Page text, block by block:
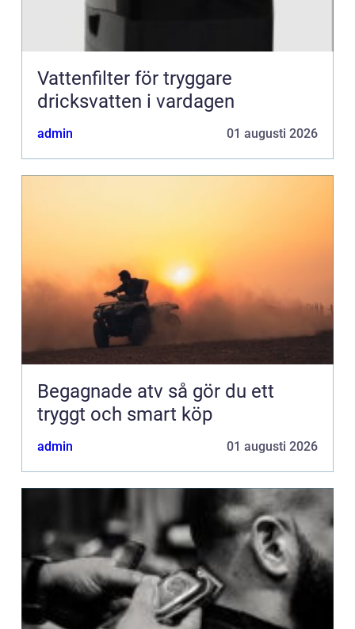
Vattenfilter för tryggare
dricksvatten i vardagen
admin 01 augusti 2026
Begagnade atv så gör du ett
tryggt och smart köp
admin 01 augusti 2026